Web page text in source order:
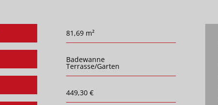
81,69 m²
Badewanne
Terrasse/Garten
449,30 €